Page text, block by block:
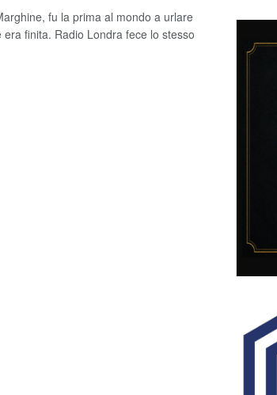
fu la prima al mondo a urlare
finita. Radio Londra fece lo stesso